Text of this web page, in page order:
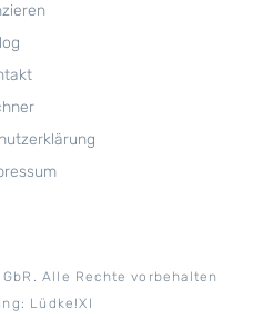
. Alle Rechte vorbehalten
Lüdke!XI